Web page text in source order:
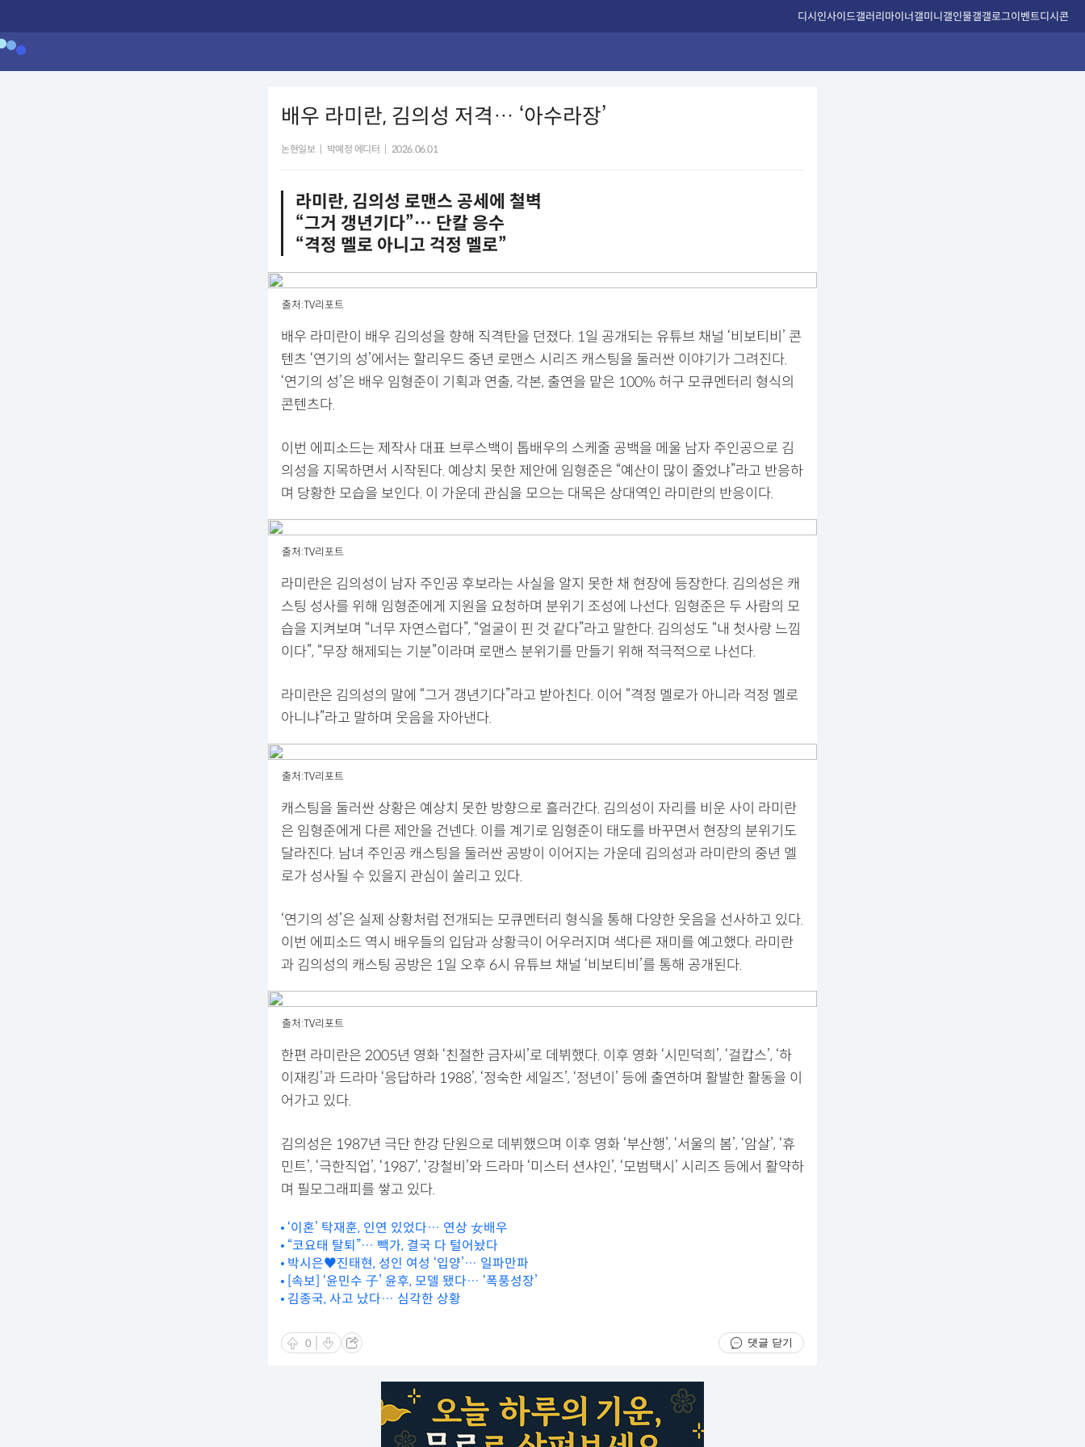
디시인사이드갤러리마이너갤미니갤인물갤갤로그이벤트디시콘
배우 라미란, 김의성 저격… ‘아수라장’
논현일보 박예정 에디터 2026.06.01
라미란, 김의성 로맨스 공세에 철벽
“그거 갱년기다”… 단칼 응수
“격정 멜로 아니고 걱정 멜로”
출처:TV리포트
배우 라미란이 배우 김의성을 향해 직격탄을 던졌다. 1일 공개되는 유튜브 채널 ‘비보티비’ 콘
텐츠 ‘연기의 성’에서는 할리우드 중년 로맨스 시리즈 캐스팅을 둘러싼 이야기가 그려진다.
‘연기의 성’은 배우 임형준이 기획과 연출, 각본, 출연을 맡은 100% 허구 모큐멘터리 형식의
콘텐츠다.
이번 에피소드는 제작사 대표 브루스백이 톱배우의 스케줄 공백을 메울 남자 주인공으로 김
의성을 지목하면서 시작된다. 예상치 못한 제안에 임형준은 “예산이 많이 줄었냐”라고 반응하
며 당황한 모습을 보인다. 이 가운데 관심을 모으는 대목은 상대역인 라미란의 반응이다.
출처:TV리포트
라미란은 김의성이 남자 주인공 후보라는 사실을 알지 못한 채 현장에 등장한다. 김의성은 캐
스팅 성사를 위해 임형준에게 지원을 요청하며 분위기 조성에 나선다. 임형준은 두 사람의 모
습을 지켜보며 “너무 자연스럽다”, “얼굴이 핀 것 같다”라고 말한다. 김의성도 “내 첫사랑 느낌
이다”, “무장 해제되는 기분”이라며 로맨스 분위기를 만들기 위해 적극적으로 나선다.
라미란은 김의성의 말에 “그거 갱년기다”라고 받아친다. 이어 “격정 멜로가 아니라 걱정 멜로
아니냐”라고 말하며 웃음을 자아낸다.
출처:TV리포트
캐스팅을 둘러싼 상황은 예상치 못한 방향으로 흘러간다. 김의성이 자리를 비운 사이 라미란
은 임형준에게 다른 제안을 건넨다. 이를 계기로 임형준이 태도를 바꾸면서 현장의 분위기도
달라진다. 남녀 주인공 캐스팅을 둘러싼 공방이 이어지는 가운데 김의성과 라미란의 중년 멜
로가 성사될 수 있을지 관심이 쏠리고 있다.
‘연기의 성’은 실제 상황처럼 전개되는 모큐멘터리 형식을 통해 다양한 웃음을 선사하고 있다.
이번 에피소드 역시 배우들의 입담과 상황극이 어우러지며 색다른 재미를 예고했다. 라미란
과 김의성의 캐스팅 공방은 1일 오후 6시 유튜브 채널 ‘비보티비’를 통해 공개된다.
출처:TV리포트
한편 라미란은 2005년 영화 ‘친절한 금자씨’로 데뷔했다. 이후 영화 ‘시민덕희’, ‘걸캅스’, ‘하
이재킹’과 드라마 ‘응답하라 1988’, ‘정숙한 세일즈’, ‘정년이’ 등에 출연하며 활발한 활동을 이
어가고 있다.
김의성은 1987년 극단 한강 단원으로 데뷔했으며 이후 영화 ‘부산행’, ‘서울의 봄’, ‘암살’, ‘휴
민트’, ‘극한직업’, ‘1987’, ‘강철비’와 드라마 ‘미스터 션샤인’, ‘모범택시’ 시리즈 등에서 활약하
며 필모그래피를 쌓고 있다.
‘이혼’ 탁재훈, 인연 있었다… 연상 女배우
“코요태 탈퇴”… 빽가, 결국 다 털어놨다
박시은♥진태현, 성인 여성 ‘입양’… 일파만파
[속보] ‘윤민수 子’ 윤후, 모델 됐다… ‘폭풍성장’
김종국, 사고 났다… 심각한 상황
0 댓글 닫기